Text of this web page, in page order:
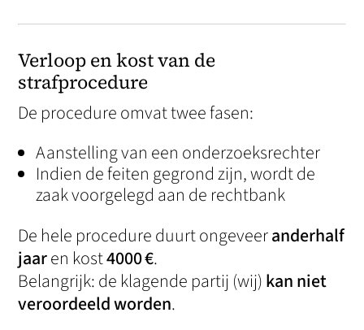
Verloop en kost van de
strafprocedure
De procedure omvat twee fasen:
Aanstelling van een onderzoeksrechter
Indien de feiten gegrond zijn, wordt de
zaak voorgelegd aan de rechtbank
De hele procedure duurt ongeveeranderhalf
jaaren kost4000 €.
Belangrijk: de klagende partij (wij)kan niet
veroordeeld worden.